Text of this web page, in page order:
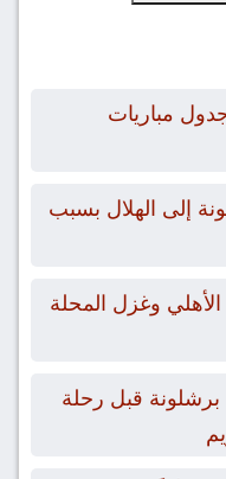
مباريات
إلى الهلال بسبب
وغزل المحلة
قائمة برشلونة قبل رحلة